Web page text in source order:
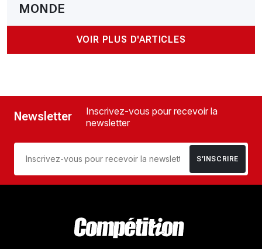
MONDE
VOIR PLUS D'ARTICLES
Newsletter
Inscrivez-vous pour recevoir la
newsletter
S’INSCRIRE